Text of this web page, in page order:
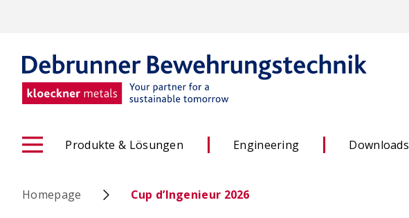
content
Produkte & Lösungen Engineering Downloads
Homepage Cup d’Ingenieur 2026